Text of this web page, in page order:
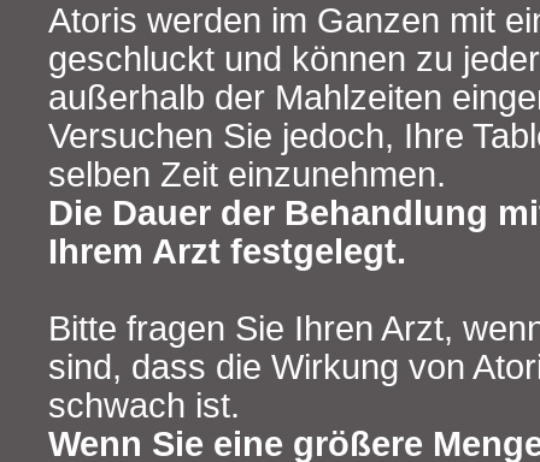
Atoris werden im Ganzen mit
geschluckt und können zu
außerhalb der Mahlzeiten
Versuchen Sie jedoch, Ihre
selben Zeit einzunehmen.
Die Dauer der Behandlung
Ihrem Arzt festgelegt.
Bitte fragen Sie Ihren Arzt,
sind, dass die Wirkung von
schwach ist.
Wenn Sie eine größere